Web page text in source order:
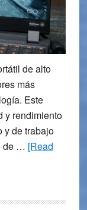
de alto
más
Este
y rendimiento
y de trabajo
de … [Read